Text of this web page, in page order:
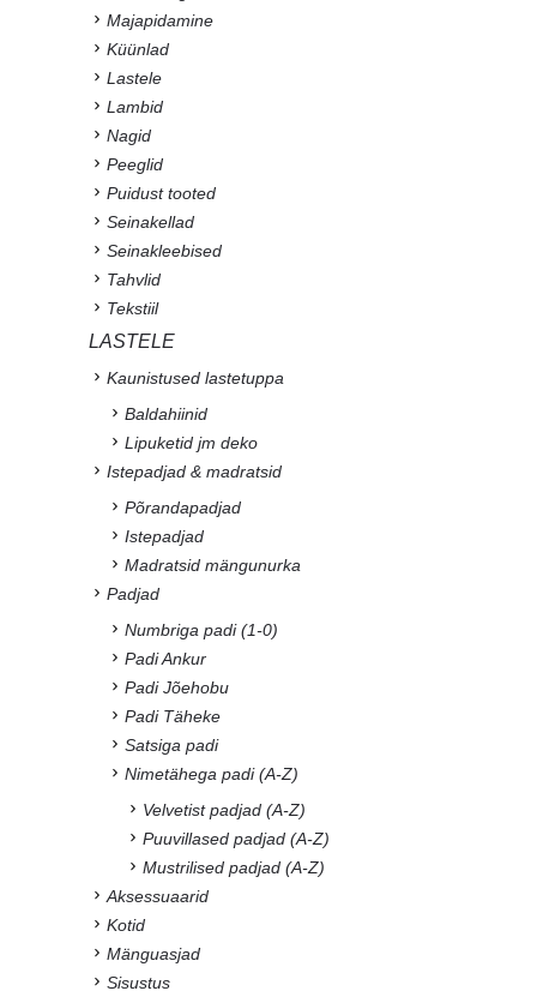
Majapidamine
Küünlad
Lastele
Lambid
Nagid
Peeglid
Puidust tooted
Seinakellad
Seinakleebised
Tahvlid
Tekstiil
LASTELE
Kaunistused lastetuppa
Baldahiinid
Lipuketid jm deko
Istepadjad & madratsid
Põrandapadjad
Istepadjad
Madratsid mängunurka
Padjad
Numbriga padi (1-0)
Padi Ankur
Padi Jõehobu
Padi Täheke
Satsiga padi
Nimetähega padi (A-Z)
Velvetist padjad (A-Z)
Puuvillased padjad (A-Z)
Mustrilised padjad (A-Z)
Aksessuaarid
Kotid
Mänguasjad
Sisustus